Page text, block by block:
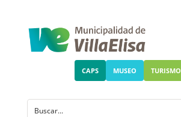
CAPS MUSEO TURISMO